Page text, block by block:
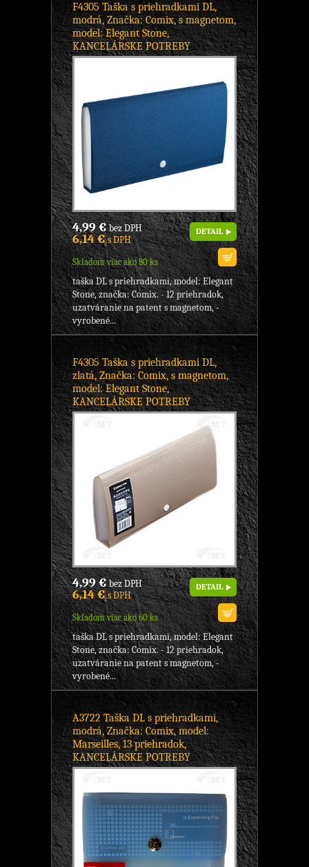
F4305 Taška s priehradkami DL,
modrá, Značka: Comix, s magnetom,
model: Elegant Stone,
KANCELÁRSKE POTREBY
4,99 €bez DPH
6,14 €s DPH
Skladom viac ako 80 ks
DETAIL
taška DL s priehradkami, model: Elegant
Stone, značka: Comix. - 12 priehradok,
uzatváranie na patent s magnetom, -
vyrobené...
F4305 Taška s priehradkami DL,
zlatá, Značka: Comix, s magnetom,
model: Elegant Stone,
KANCELÁRSKE POTREBY
4,99 €bez DPH
6,14 €s DPH
Skladom viac ako 60 ks
DETAIL
taška DL s priehradkami, model: Elegant
Stone, značka: Comix. - 12 priehradok,
uzatváranie na patent s magnetom, -
vyrobené...
A3722 Taška DL s priehradkami,
modrá, Značka: Comix, model:
Marseilles, 13 priehradok,
KANCELÁRSKE POTREBY